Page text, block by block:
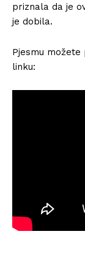
priznala da je
je dobila.
Pjesmu
linku: